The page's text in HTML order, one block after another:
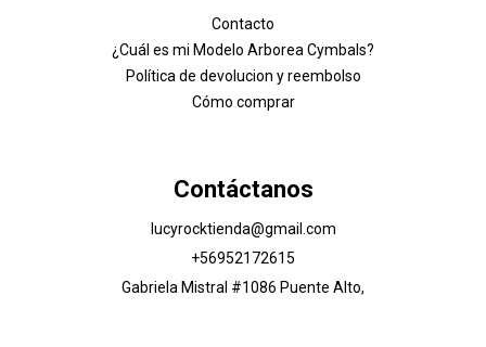
Contacto
¿Cuál es mi Modelo Arborea Cymbals?
Política de devolucion y reembolso
Cómo comprar
Contáctanos
lucyrocktienda@gmail.com
+56952172615
Gabriela Mistral #1086 Puente Alto,